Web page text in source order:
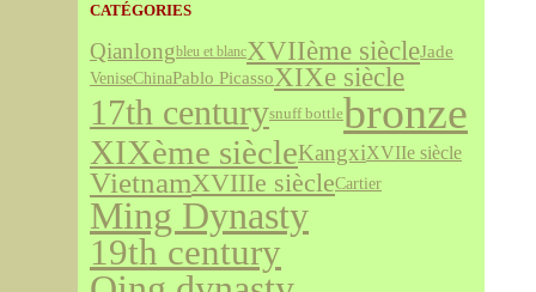
CATÉGORIES
Qianlongbleu et blancXVIIème siècleJade
VeniseChinaPablo PicassoXIXe siècle
17th centurysnuff bottlebronze
XIXème siècleKangxiXVIIe siècle
VietnamXVIIIe siècleCartier
Ming Dynasty
19th century